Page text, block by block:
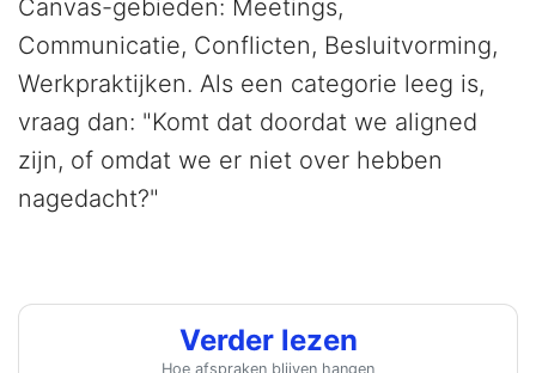
Canvas-gebieden: Meetings,
Communicatie, Conflicten, Besluitvorming,
Werkpraktijken. Als een categorie leeg is,
vraag dan: "Komt dat doordat we aligned
zijn, of omdat we er niet over hebben
nagedacht?"
Verder lezen
Hoe afspraken blijven hangen